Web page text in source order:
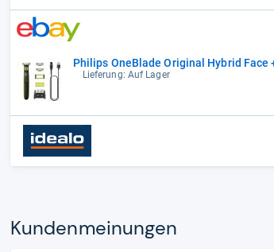
Philips OneBlade Original Hybrid Face
Lieferung: Auf Lager
Kun­den­mei­nun­gen